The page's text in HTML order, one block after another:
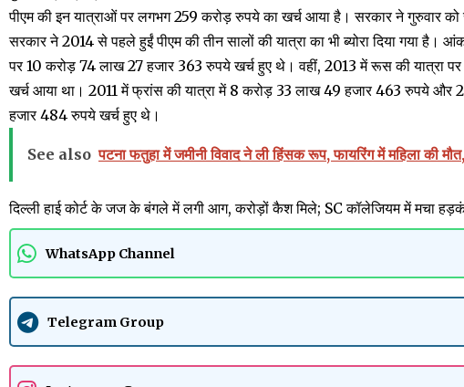
पीएम की इन यात्राओं पर लगभग 259 करोड़ रुपये का खर्च आया है। सरकार ने गुरुवार
सरकार ने 2014 से पहले हुईं पीएम की तीन सालों की यात्रा का भी ब्योरा दिया गया है।
पर 10 करोड़ 74 लाख 27 हजार 363 रुपये खर्च हुए थे। वहीं, 2013 में रूस की यात्रा
खर्च आया था। 2011 में फ्रांस की यात्रा में 8 करोड़ 33 लाख 49 हजार 463 रुपये और
हजार 484 रुपये खर्च हुए थे।
See also पटना फतुहा में जमीनी विवाद ने ली हिंसक रूप, फायरिंग में महिला की
दिल्ली हाई कोर्ट के जज के बंगले में लगी आग, करोड़ों कैश मिले; SC कॉलेजियम में मचा
WhatsApp Channel
Telegram Group